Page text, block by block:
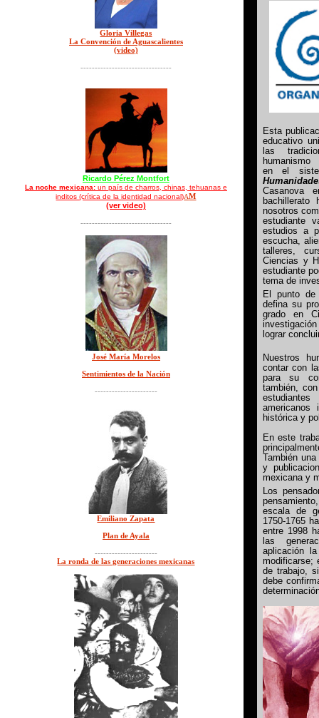
Gloria Villegas
La Convención de Aguascalientes
(video)
--------------------------------
Ricardo Pérez Montfort
La noche mexicana: un país de charros, chinas, tehuanas e
inditos (crítica de la identidad nacional)AM
(ver video)
--------------------------------
José María Morelos
Sentimientos de la Nación
----------------------
Emiliano Zapata
Plan de Ayala
----------------------
La ronda de las generaciones mexicanas
Esta
educativo
las
humanismo
en el
Casanova
nosotros
estudiante
estudios a
escucha,
talleres,
Ciencias y
estudiante
tema de
El punto
defina su
grado en
lograr
Nuestros
contar con
para su
también,
americanos
histórica y
En este
También
y
mexicana y
Los
escala de
1750-1765
entre 1998
las
aplicación
modificarse;
de trabajo,
debe